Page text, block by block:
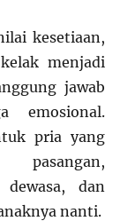
kesetiaan,
menjadi
jawab
emosional.
pria yang
dan
nanti.